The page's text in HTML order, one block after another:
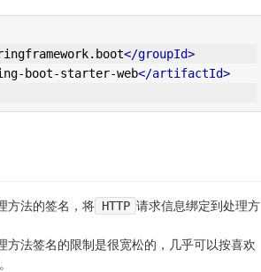
</groupId>
boot-starter-web</artifactId>
方法的签名，将 HTTP 请求信息绑定到处理方
方法签名的限制是很宽松的，几乎可以按喜欢